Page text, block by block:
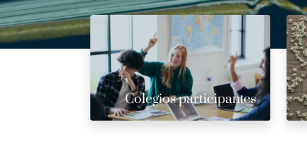
Colegios participantes